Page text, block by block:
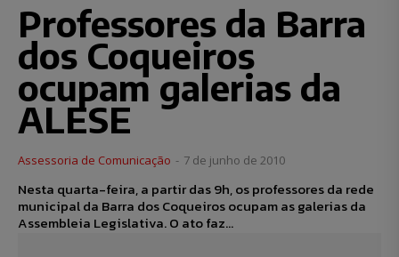
Professores da Barra
dos Coqueiros
ocupam galerias da
ALESE
Assessoria de Comunicação - 7 de junho de 2010
Nesta quarta-feira, a partir das 9h, os professores da rede
municipal da Barra dos Coqueiros ocupam as galerias da
Assembleia Legislativa. O ato faz...